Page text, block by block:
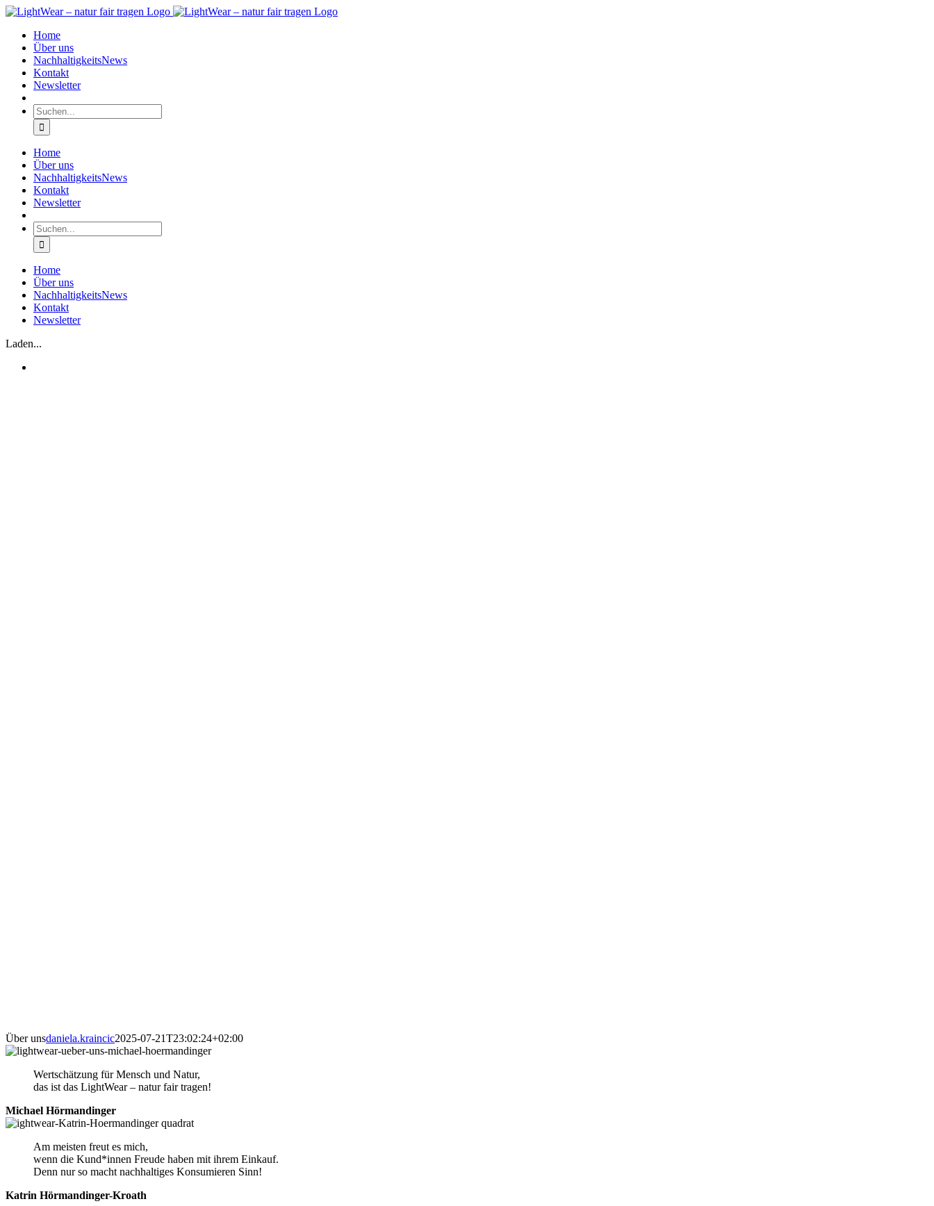
Zum
springenHome
Über uns
NachhaltigkeitsNews
Kontakt
Newsletter
Suche
nach:
Home
Über uns
NachhaltigkeitsNews
Kontakt
Newsletter
Suche
nach:
Home
Über uns
NachhaltigkeitsNews
Kontakt
Newsletter
Laden...
Über unsdaniela.kraincic2025-07-21T23:02:24+02:00
Wertschätzung für Mensch und Natur,
das ist das LightWear – natur fair tragen!
Michael Hörmandinger
Am meisten freut es mich,
wenn die Kund*innen Freude haben mit ihrem Einkauf.
Denn nur so macht nachhaltiges Konsumieren Sinn!
Katrin Hörmandinger-Kroath